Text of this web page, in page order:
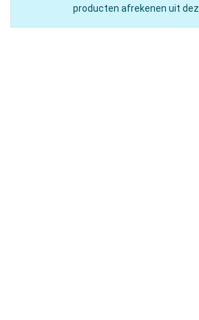
producten afrekenen uit